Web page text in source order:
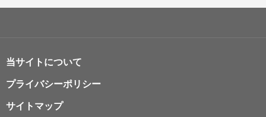
当サイトについて
プライバシーポリシー
サイトマップ